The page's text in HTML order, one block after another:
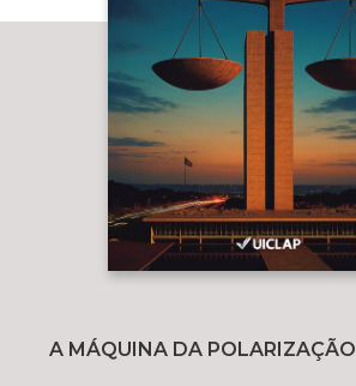
A MÁQUINA DA POLARIZAÇÃO